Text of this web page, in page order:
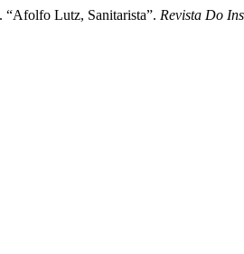
“Afolfo Lutz, Sanitarista”. Revista Do